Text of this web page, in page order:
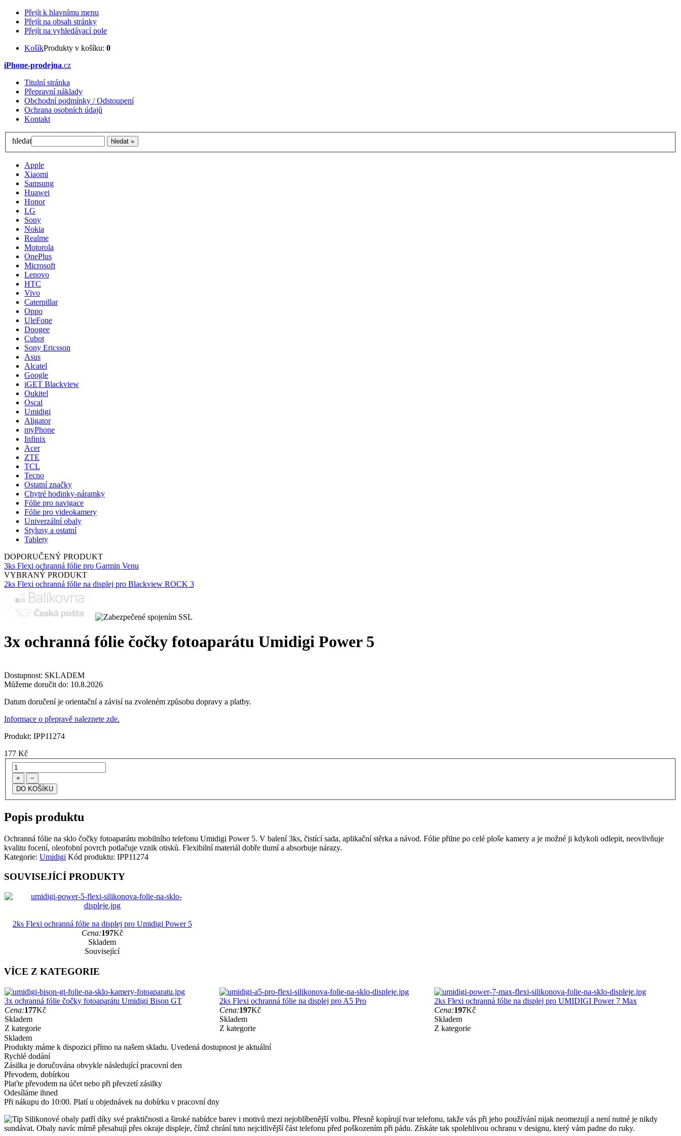
Přejít k hlavnímu menu
Přejít na obsah stránky
Přejít na vyhledávací pole
KošíkProdukty v košíku: 0
iPhone-prodejna.cz
Titulní stránka
Přepravní náklady
Obchodní podmínky / Odstoupení
Ochrana osobních údajů
Kontakt
hledat
Apple
Xiaomi
Samsung
Huawei
Honor
LG
Sony
Nokia
Realme
Motorola
OnePlus
Microsoft
Lenovo
HTC
Vivo
Caterpillar
Oppo
UleFone
Doogee
Cubot
Sony Ericsson
Asus
Alcatel
Google
iGET Blackview
Oukitel
Oscal
Umidigi
Aligator
myPhone
Infinix
Acer
ZTE
TCL
Tecno
Ostatní značky
Chytré hodinky-náramky
Fólie pro navigace
Fólie pro videokamery
Univerzální obaly
Stylusy a ostatní
Tablety
DOPORUČENÝ PRODUKT
3ks Flexi ochranná fólie pro Garmin Venu
VYBRANÝ PRODUKT
2ks Flexi ochranná fólie na displej pro Blackview ROCK 3
3x ochranná fólie čočky fotoaparátu Umidigi Power 5
Dostupnost: SKLADEM
Můžeme doručit do: 10.8.2026
Datum doručení je orientační a závisí na zvoleném způsobu dopravy a platby.
Informace o přepravě naleznete zde.
Produkt: IPP11274
177 Kč
+ −
Popis produktu
Ochranná fólie na sklo čočky fotoaparátu mobilního telefonu Umidigi Power 5. V balení 3ks, čistící sada, aplikační stěrka a návod. Fólie přilne po celé ploše kamery a je možné ji kdykoli odlepit, neovlivňuje
kvalitu focení, oleofobní povrch potlačuje vznik otisků. Flexibilní materiál dobře tlumí a absorbuje nárazy.
Kategorie: Umidigi Kód produktu: IPP11274
SOUVISEJÍCÍ PRODUKTY
2ks Flexi ochranná fólie na displej pro Umidigi Power 5
Cena:197Kč
Skladem
Související
VÍCE Z KATEGORIE
3x ochranná fólie čočky fotoaparátu Umidigi Bison GT
Cena:177Kč
Skladem
Z kategorie
2ks Flexi ochranná fólie na displej pro A5 Pro
Cena:197Kč
Skladem
Z kategorie
2ks Flexi ochranná fólie na displej pro UMIDIGI Power 7 Max
Cena:197Kč
Skladem
Z kategorie
Skladem
Produkty máme k dispozici přímo na našem skladu. Uvedená dostupnost je aktuální
Rychlé dodání
Zásilka je doručována obvykle následující pracovní den
Převodem, dobírkou
Plaťte převodem na účet nebo při převzetí zásilky
Odesíláme ihned
Při nákupu do 10:00. Platí u objednávek na dobírku v pracovní dny
Silikonové obaly patří díky své praktičnosti a široké nabídce barev i motivů mezi nejoblíbenější volbu. Přesně kopírují tvar telefonu, takže vás při jeho používání nijak neomezují a není nutné je nikdy
sundávat. Obaly navíc mírně přesahují přes okraje displeje, čímž chrání tuto nejcitlivější část telefonu před poškozením při pádu. Získáte tak spolehlivou ochranu v designu, který vám padne do ruky.